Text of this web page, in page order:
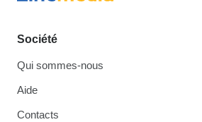
Société
Qui sommes-nous
Aide
Contacts